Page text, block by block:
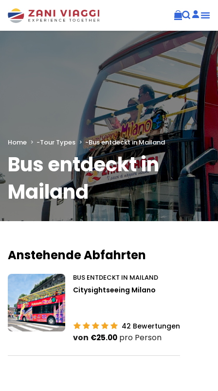
Home -Tour Types -Bus entdeckt in Mailand
Bus entdeckt in
Mailand
Anstehende Abfahrten
BUS ENTDECKT IN MAILAND
Citysightseeing Milano
42 Bewertungen
von €25.00 pro Person